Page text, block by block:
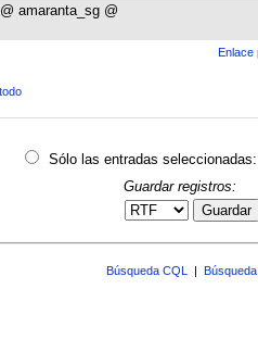
amaranta_sg @
Enlace
Sólo las entradas seleccionadas:
Guardar registros:
Guardar
Búsqueda CQL